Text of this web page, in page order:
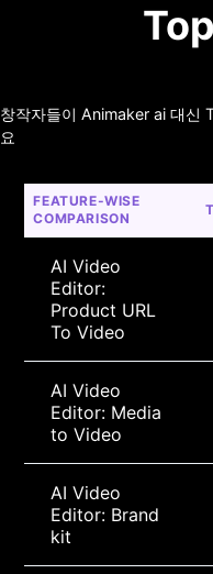
창작자들이 Animaker ai 대신
요
FEATURE-WISE
COMPARISON
AI Video
Editor:
Product URL
To Video
AI Video
Editor: Media
to Video
AI Video
Editor: Brand
kit